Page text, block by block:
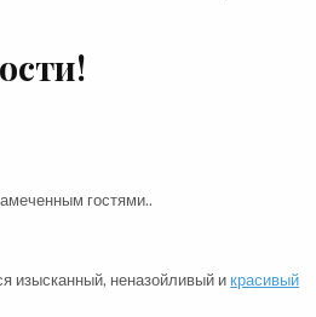
гостями..
изысканный, неназойливый икрасивый